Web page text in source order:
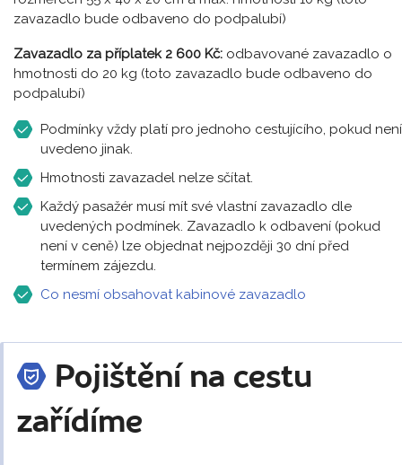
zavazadlo bude odbaveno do podpalubí)
Zavazadlo za příplatek 2 600 Kč: odbavované zavazadlo o
hmotnosti do 20 kg (toto zavazadlo bude odbaveno do
podpalubí)
Podmínky vždy platí pro jednoho cestujícího, pokud není
uvedeno jinak.
Hmotnosti zavazadel nelze sčítat.
Každý pasažér musí mít své vlastní zavazadlo dle
uvedených podmínek. Zavazadlo k odbavení (pokud
není v ceně) lze objednat nejpozději 30 dní před
termínem zájezdu.
Co nesmí obsahovat kabinové zavazadlo
Pojištění na cestu
zařídíme